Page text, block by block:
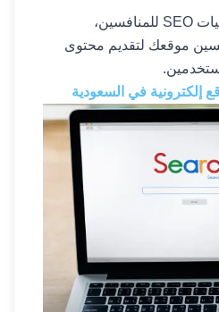
من خلال تحليل إستراتيجيات SEO للمنافسين،
موقعك لتقديم محتوى
إلكترونية في السعودية